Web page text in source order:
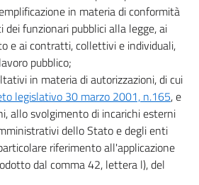
in materia di conformità
funzionari pubblici alla legge, ai
e ai contratti, collettivi e individuali,
pubblico;
in materia di autorizzazioni, di cui
legislativo 30 marzo 2001, n.165, e
allo svolgimento di incarichi esterni
dello Stato e degli enti
riferimento all'applicazione
dal comma 42, lettera l), del